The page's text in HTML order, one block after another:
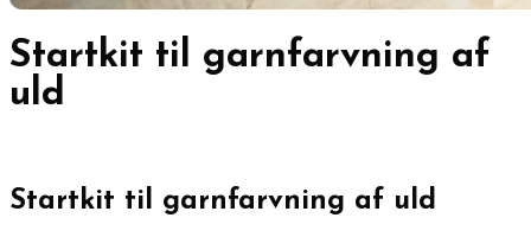
Startkit til garnfarvning af
uld
Startkit til garnfarvning af uld